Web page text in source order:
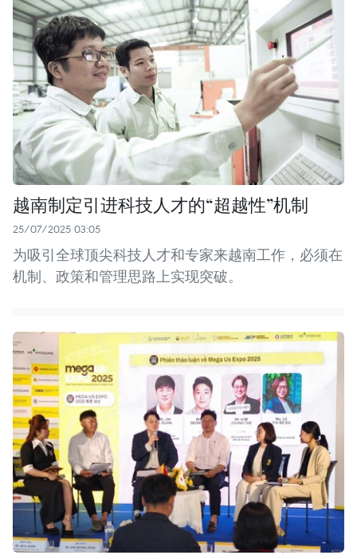
越南制定引进科技人才的“超越性”机制
25/07/2025 03:05
为吸引全球顶尖科技人才和专家来越南工作，必须在
机制、政策和管理思路上实现突破。